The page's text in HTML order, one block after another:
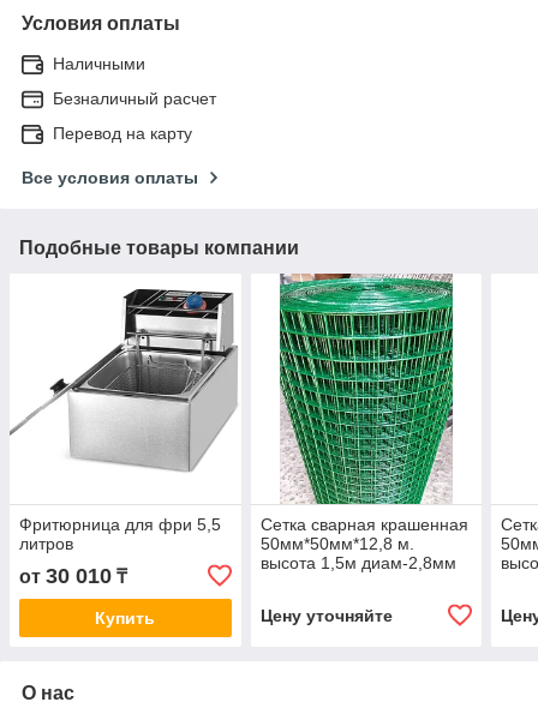
Условия оплаты
Наличными
Безналичный расчет
Перевод на карту
Все условия оплаты
Подобные товары компании
Фритюрница для фри 5,5
литров
от 30 010 ₸
Купить
Сетка сварная крашенная
50мм*50мм*12,8 м.
высота 1,5м диам-2,8мм
Цену уточняйте
О нас